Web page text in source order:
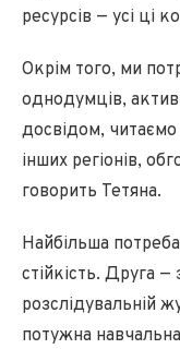
ресурсів — усі ці
Окрім того, ми
однодумців,
досвідом, читаємо
інших регіонів,
говорить Тетяна.
Найбільша
стійкість. Друга
розслідувальній
потужна